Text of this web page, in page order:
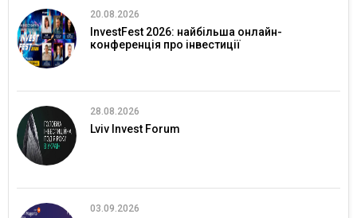
20.08.2026
InvestFest 2026: найбільша онлайн-
конференція про інвестиції
28.08.2026
Lviv Invest Forum
03.09.2026